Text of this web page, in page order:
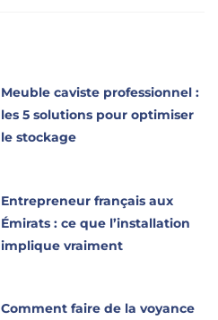
Meuble caviste professionnel :
les 5 solutions pour optimiser
le stockage
Entrepreneur français aux
Émirats : ce que l’installation
implique vraiment
Comment faire de la voyance